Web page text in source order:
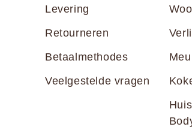
Levering
Retourneren
Betaalmethodes
Veelgestelde vragen